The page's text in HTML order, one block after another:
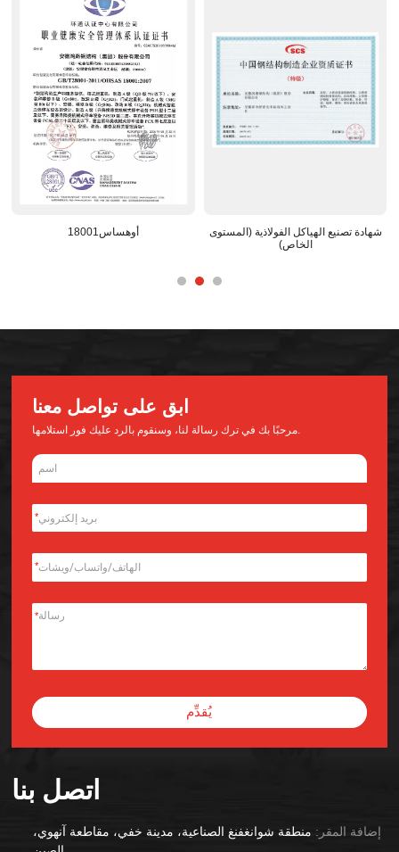
أوهساس18001
شهادة تصنيع الهياكل الفولاذية (المستوى
الخاص)
اتصل بنا
إضافة المقر: منطقة شوانغفنغ الصناعية، مدينة خفي، مقاطعة آنهوي،
ابق على تواصل معنا
مرحبًا بك في ترك رسالة لنا، وسنقوم بالرد عليك فور استلامها.
*
*
*
يُقدِّم